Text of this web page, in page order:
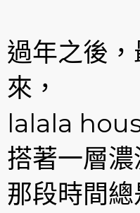
過年之後，
來，
lalala
搭著一層濃
那段時間